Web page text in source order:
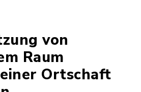
von
Raum
Ortschaft